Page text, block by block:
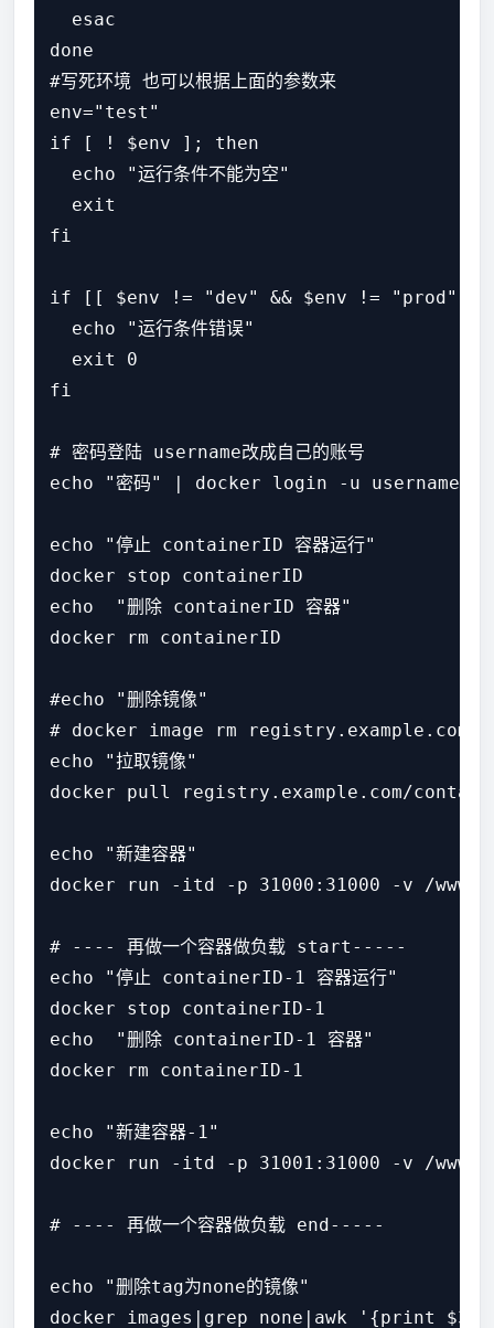
  esac
done
#写死环境 也可以根据上面的参数来
env="test"
if [ ! $env ]; then
  echo "运行条件不能为空"
  exit
fi
if [[ $env != "dev" && $env != "prod"
  echo "运行条件错误"
  exit 0
fi
# 密码登陆 username改成自己的账号
echo "密码" | docker login -u username
echo "停止 containerID 容器运行"
docker stop containerID
echo  "删除 containerID 容器"
docker rm containerID
#echo "删除镜像"
# docker image rm registry.example.com/
echo "拉取镜像"
docker pull registry.example.com/
echo "新建容器"
docker run -itd -p 31000:31000 -v /www/
# ---- 再做一个容器做负载 start-----
echo "停止 containerID-1 容器运行"
docker stop containerID-1
echo  "删除 containerID-1 容器"
docker rm containerID-1
echo "新建容器-1"
docker run -itd -p 31001:31000 -v /www/
# ---- 再做一个容器做负载 end-----
echo "删除tag为none的镜像"